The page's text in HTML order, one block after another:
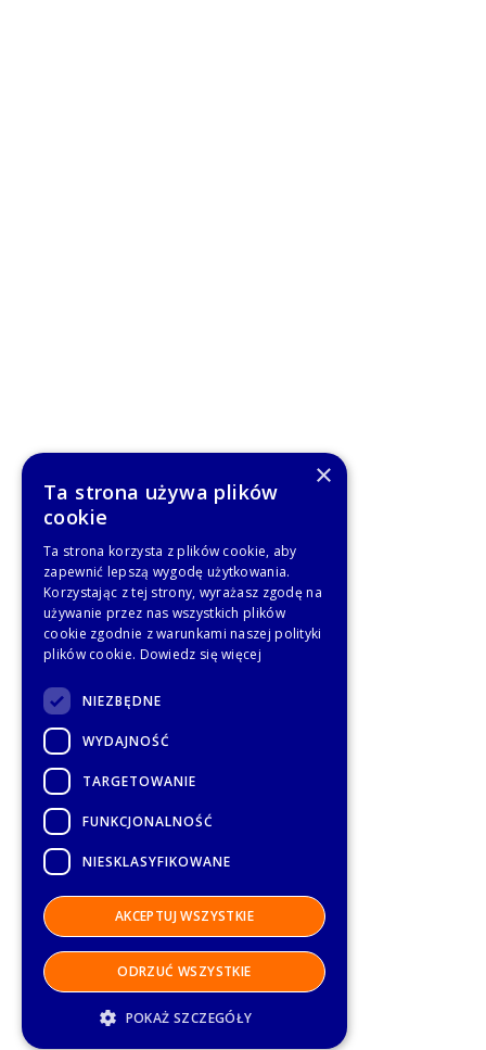
×
Ta strona używa plików
cookie
Ta strona korzysta z plików cookie, aby
zapewnić lepszą wygodę użytkowania.
Korzystając z tej strony, wyrażasz zgodę na
używanie przez nas wszystkich plików
cookie zgodnie z warunkami naszej polityki
plików cookie. Dowiedz się więcej
NIEZBĘDNE
WYDAJNOŚĆ
TARGETOWANIE
FUNKCJONALNOŚĆ
NIESKLASYFIKOWANE
AKCEPTUJ WSZYSTKIE
ODRZUĆ WSZYSTKIE
POKAŻ SZCZEGÓŁY